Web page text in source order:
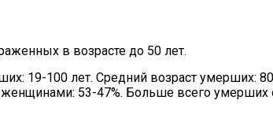
в возрасте до 50 лет.
19-100 лет. Средний возраст умерших:
53-47%. Больше всего умерших